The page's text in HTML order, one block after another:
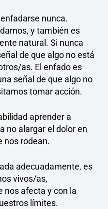
nunca.
y también es
natural. Si nunca
de que algo no está
as. El enfado es
señal de que algo no
tomar acción.
aprender a
no alargar el dolor en
nos rodean.
adecuadamente, es
vivos/as,
nos afecta y con la
límites.